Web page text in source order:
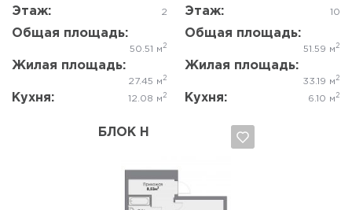
Этаж: 2
Общая площадь:
50.51 м 2
Жилая площадь:
27.45 м 2
Кухня: 12.08 м 2
Этаж: 10
Общая площадь:
51.59 м 2
Жилая площадь:
33.19 м 2
Кухня: 6.10 м 2
БЛОК Н